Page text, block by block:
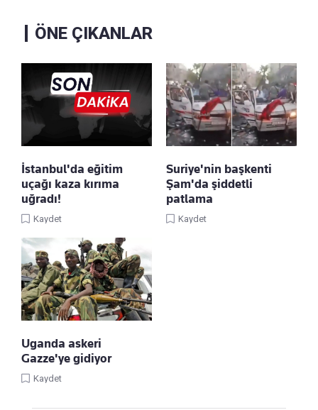
ÖNE ÇIKANLAR
İstanbul'da eğitim
uçağı kaza kırıma
uğradı!
Kaydet
Suriye'nin başkenti
Şam'da şiddetli
patlama
Kaydet
Uganda askeri
Gazze'ye gidiyor
Kaydet